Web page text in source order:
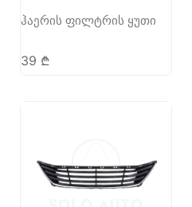
ჰაერის ფილტრის ყუთი
39 ₾